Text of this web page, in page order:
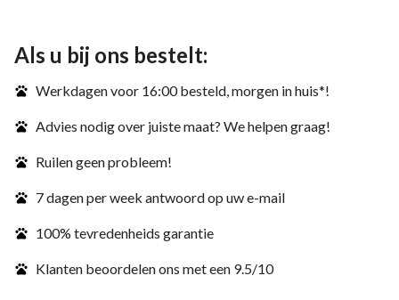
Als u bij ons bestelt:
Werkdagen voor 16:00 besteld, morgen in huis*!
Advies nodig over juiste maat? We helpen graag!
Ruilen geen probleem!
7 dagen per week antwoord op uw e-mail
100% tevredenheids garantie
Klanten beoordelen ons met een 9.5/10